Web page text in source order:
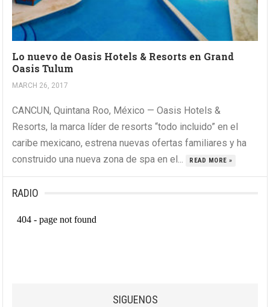
Lo nuevo de Oasis Hotels & Resorts en Grand
Oasis Tulum
MARCH 26, 2017
CANCUN, Quintana Roo, México — Oasis Hotels &
Resorts, la marca líder de resorts “todo incluido” en el
caribe mexicano, estrena nuevas ofertas familiares y ha
construido una nueva zona de spa en el...
READ MORE »
RADIO
SIGUENOS